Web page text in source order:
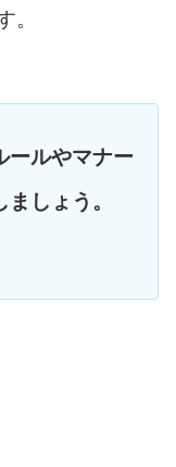
。
ールやマナー
しょう。